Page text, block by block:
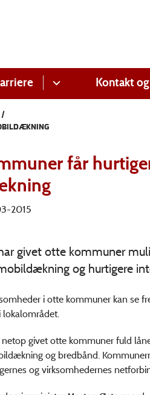
Kontakt
får
2015
givet otte kommuner
og hurtigere
i otte kommuner kan se
netop givet otte kommuner fuld
og bredbånd.
og virksomhedernes